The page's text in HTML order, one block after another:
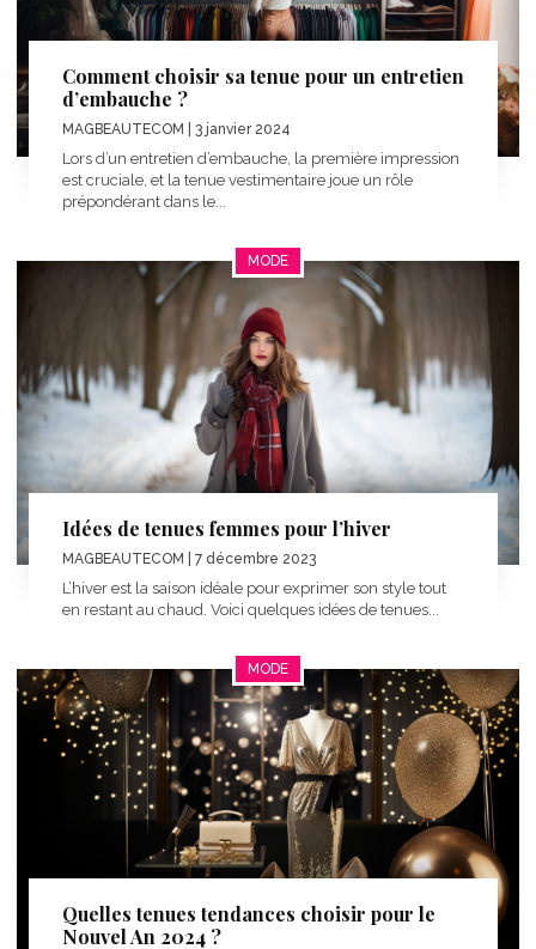
Comment choisir sa tenue pour un entretien
d’embauche ?
MAGBEAUTECOM | 3 janvier 2024
Lors d’un entretien d’embauche, la première impression
est cruciale, et la tenue vestimentaire joue un rôle
prépondérant dans le...
MODE
Idées de tenues femmes pour l’hiver
MAGBEAUTECOM | 7 décembre 2023
L’hiver est la saison idéale pour exprimer son style tout
en restant au chaud. Voici quelques idées de tenues...
MODE
Quelles tenues tendances choisir pour le
Nouvel An 2024 ?